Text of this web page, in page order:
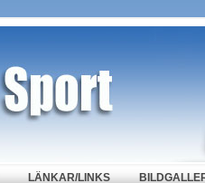
LÄNKAR/LINKS